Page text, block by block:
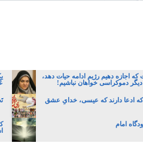
اجازه دهیم رژیم ادامه حیات دهد،
دیگر دموکراسی خواهان نباشیم!
ادعا دارند که عیسی، خدایِ عشق
امام